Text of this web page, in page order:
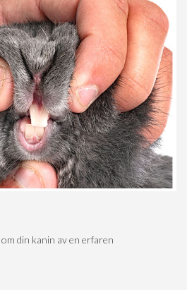
din kanin av en erfaren